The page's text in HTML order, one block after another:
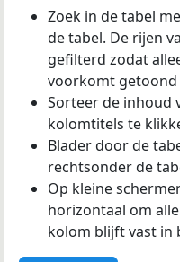
Zoek in de tabel
de tabel. De rijen
gefilterd zodat
voorkomt
Sorteer de inhoud
kolomtitels te
Blader door de
rechtsonder de
Op kleine
horizontaal om
kolom blijft vast in